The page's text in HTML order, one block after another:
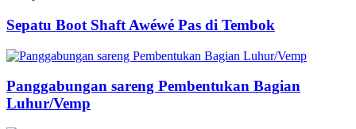
Sepatu Boot Shaft Awéwé Pas di Tembok
Panggabungan sareng Pembentukan Bagian
Luhur/Vemp